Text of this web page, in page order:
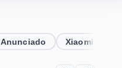
Anunciado Xiaomi